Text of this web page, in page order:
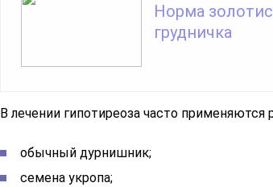
Норма
грудничка
В лечении гипотиреоза часто применяются
обычный дурнишник;
семена укропа;